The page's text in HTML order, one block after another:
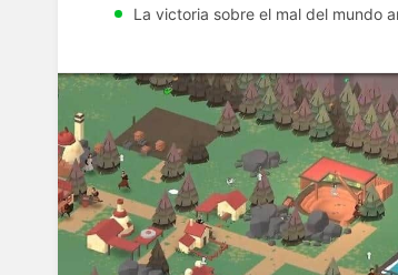
La victoria sobre el mal del mundo